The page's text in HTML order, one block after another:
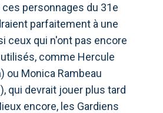
personnages du 31e
parfaitement à une
ceux qui n'ont pas encore
comme Hercule
ou Monica Rambeau
qui devrait jouer plus tard
encore, les Gardiens